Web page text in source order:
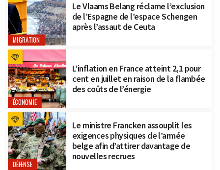
MIGRATION
Le Vlaams Belang réclame l’exclusion
de l’Espagne de l’espace Schengen
après l’assaut de Ceuta
ÉCONOMIE
L’inflation en France atteint 2,1 pour
cent en juillet en raison de la flambée
des coûts de l’énergie
DÉFENSE
Le ministre Francken assouplit les
exigences physiques de l’armée
belge afin d’attirer davantage de
nouvelles recrues